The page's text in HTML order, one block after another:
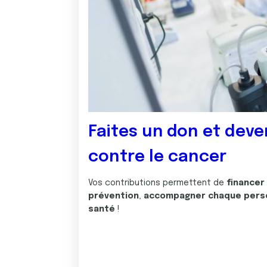
Faites un don et
contre le cancer
Vos contributions permettent de financer
prévention, accompagner chaque
santé !